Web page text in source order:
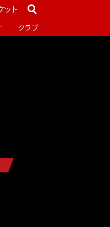
ット
クラブ